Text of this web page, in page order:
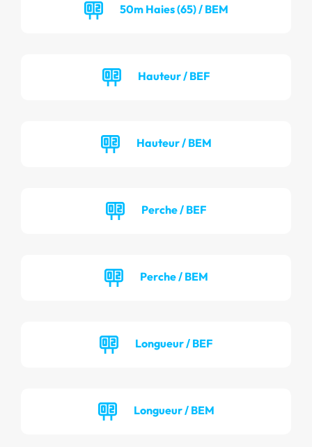
50m Haies (65) / BEM
Hauteur / BEF
Hauteur / BEM
Perche / BEF
Perche / BEM
Longueur / BEF
Longueur / BEM